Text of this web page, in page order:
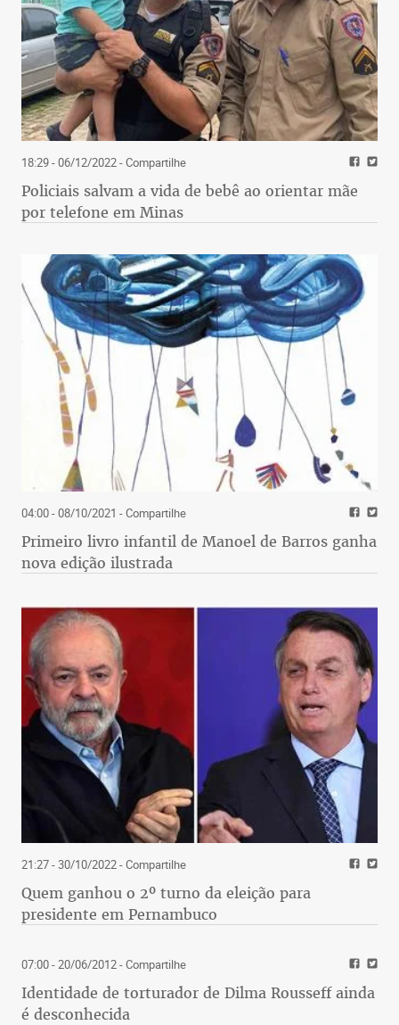
18:29 - 06/12/2022- Compartilhe
Policiais salvam a vida de bebê ao orientar mãe
por telefone em Minas
04:00 - 08/10/2021 - Compartilhe
Primeiro livro infantil de Manoel de Barros ganha
nova edição ilustrada
21:27 - 30/10/2022- Compartilhe
Quem ganhou o 2º turno da eleição para
presidente em Pernambuco
07:00 - 20/06/2012- Compartilhe
Identidade de torturador de Dilma Rousseff ainda
é desconhecida